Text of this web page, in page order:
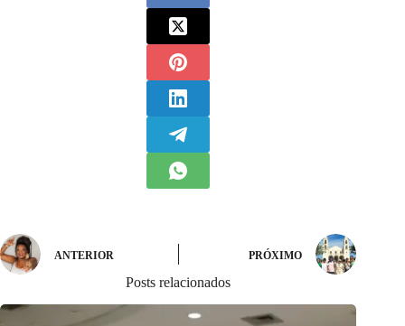
ANTERIOR PRÓXIMO
Posts relacionados